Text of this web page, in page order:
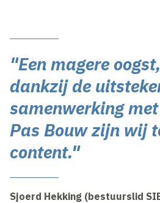
"Een magere
dankzij de
samenwerking met
Pas Bouw zijn wij
content."
Sjoerd Hekking (bestuurslid